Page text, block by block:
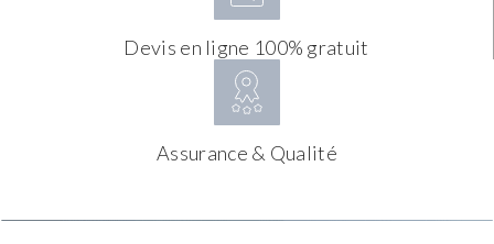
Devis en ligne 100% gratuit
Assurance & Qualité